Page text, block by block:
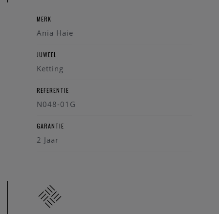
MERK
Ania Haie
JUWEEL
Ketting
REFERENTIE
N048-01G
GARANTIE
2 Jaar